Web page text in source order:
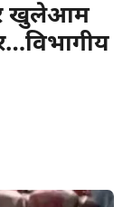
खुलेआम